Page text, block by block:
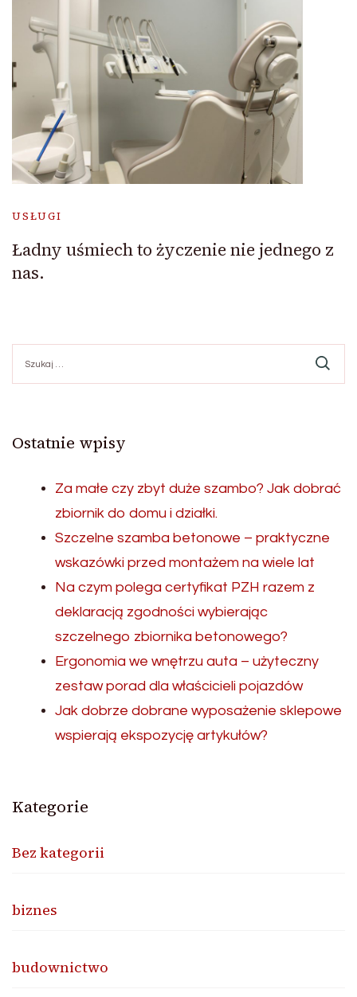
USŁUGI
Ładny uśmiech to życzenie nie jednego z
nas.
Ostatnie wpisy
Za małe czy zbyt duże szambo? Jak dobrać
zbiornik do domu i działki.
Szczelne szamba betonowe – praktyczne
wskazówki przed montażem na wiele lat
Na czym polega certyfikat PZH razem z
deklaracją zgodności wybierając
szczelnego zbiornika betonowego?
Ergonomia we wnętrzu auta – użyteczny
zestaw porad dla właścicieli pojazdów
Jak dobrze dobrane wyposażenie sklepowe
wspierają ekspozycję artykułów?
Kategorie
Bez kategorii
biznes
budownictwo